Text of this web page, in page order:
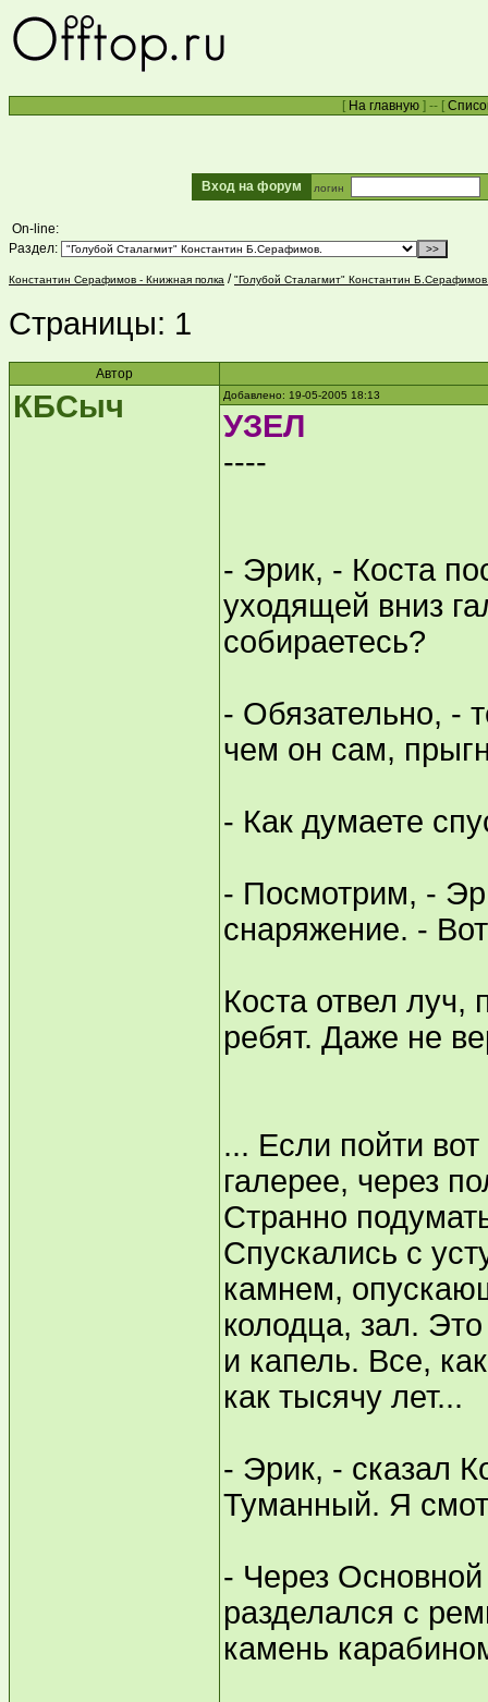
[ На главную] -- [
Вход на форум логин
On-line:
Раздел:
Константин Серафимов - Книжная полка /"Голубой Сталагмит" Константин
Страницы: 1
Автор
КБСыч Добавлено: 19-05-2005 18:13
УЗЕЛ
----
- Эрик, - Коста
уходящей вниз
собираетесь?
- Обязательно, -
чем он сам,
- Как думаете
- Посмотрим, -
снаряжение. -
Коста отвел
ребят. Даже не
... Если пойти
галерее, через
Странно
Спускались с
камнем,
колодца, зал.
и капель. Все,
как тысячу лет...
- Эрик, - сказал
Туманный. Я
- Через
разделался с
камень